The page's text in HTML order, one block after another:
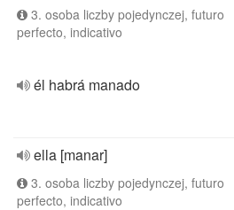
3. osoba liczby pojedynczej, futuro
perfecto, indicativo
él habrá manado
ella [manar]
3. osoba liczby pojedynczej, futuro
perfecto, indicativo